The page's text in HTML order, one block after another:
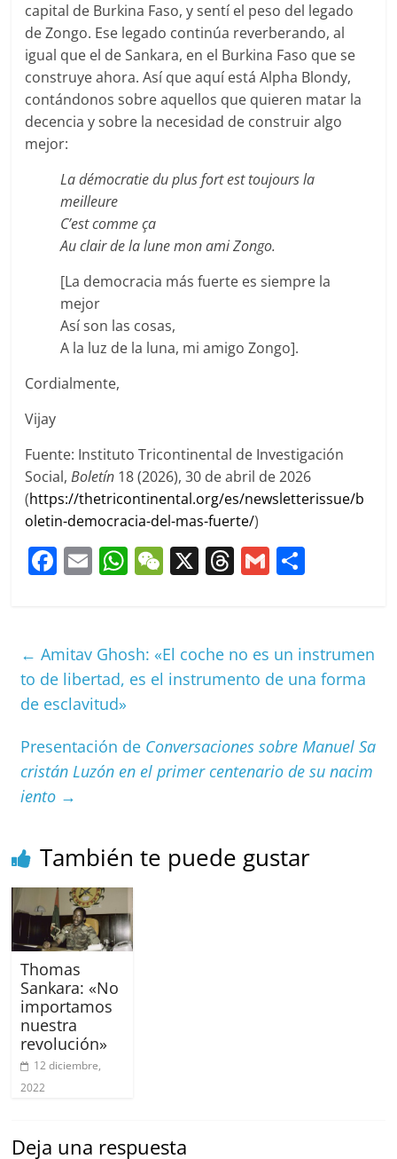
capital de Burkina Faso, y sentí el peso del legado
de Zongo. Ese legado continúa reverberando, al
igual que el de Sankara, en el Burkina Faso que se
construye ahora. Así que aquí está Alpha Blondy,
contándonos sobre aquellos que quieren matar la
decencia y sobre la necesidad de construir algo
mejor:
La démocratie du plus fort est toujours la
meilleure
C’est comme ça
Au clair de la lune mon ami Zongo.
[La democracia más fuerte es siempre la
mejor
Así son las cosas,
A la luz de la luna, mi amigo Zongo].
Cordialmente,
Vijay
Fuente: Instituto Tricontinental de Investigación
Social,Boletín 18 (2026), 30 de abril de 2026
(https://thetricontinental.org/es/newsletterissue/b
oletin-democracia-del-mas-fuerte/)
F
e
b
o
k
E
l
W
s
A
p
W
h
at
X T
a
d
G
l p
ar
← Amitav Ghosh: «El coche no es un instrumen
to de libertad, es el instrumento de una forma
de esclavitud»
Presentación de Conversaciones sobre Manuel Sa
cristán Luzón en el primer centenario de su nacim
iento →
También te puede gustar
Thomas
Sankara: «No
importamos
nuestra
revolución»
12 diciembre,
2022
Deja una respuesta